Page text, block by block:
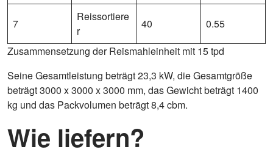
7
Reissortiere
r
40
0.55
Zusammensetzung der Reismahleinheit mit 15 tpd
Seine Gesamtleistung beträgt 23,3 kW, die Gesamtgröße
beträgt 3000 x 3000 x 3000 mm, das Gewicht beträgt 1400
kg und das Packvolumen beträgt 8,4 cbm.
Wie liefern?